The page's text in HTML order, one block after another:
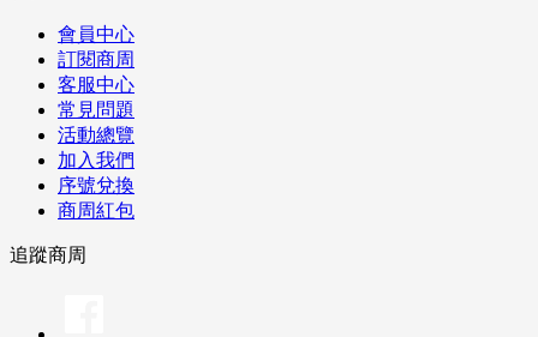
會員中心
訂閱商周
客服中心
常見問題
活動總覽
加入我們
序號兌換
商周紅包
追蹤商周